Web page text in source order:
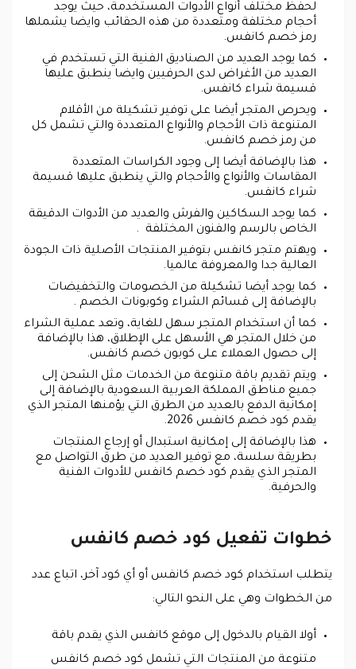
لحفظ مختلف أنواع الأدوات المستخدمة، حيث يوجد
أحجام مختلفة ومتعددة من هذه الحقائب وايضا يشملها
رمز خصم كانفس.
كما يوجد العديد من الصناديق الفنية التي تستخدم في
العديد من الأغراض لدى الحرفيين وايضا ينطبق عليها
قسيمة شراء كانفس.
ويحرص المتجر أيضا على توفير تشكيلة من الأقلام
المتنوعة ذات الأحجام والأنواع المتعددة والتي تشمل كل
من رمز خصم كانفس.
هذا بالإضافة أيضا إلى وجود الكراسات المتعددة
المقاسات والأنواع والأحجام والتي ينطبق عليها قسيمة
شراء كانفس.
كما يوجد السكاكين والفرش والعديد من الأدوات الدقيقة
الخاص بالرسم والفنون المختلفة .
ويهتم متجر كانفس بتوفير المنتجات الأصلية ذات الجودة
العالية جدا والمعروفة عالميا.
كما يوجد أيضا تشكيلة من الخصومات والتخفيضات
بالإضافة إلى قسائم الشراء وكوبونات الخصم .
كما أن استخدام المتجر سهل للغاية، وتعد عملية الشراء
من خلال المتجر هي الأسهل على الإطلاق، هذا بالإضافة
إلى حصول العملاء على كوبون خصم كانفس.
ويتم تقديم باقة متنوعة من الخدمات مثل الشحن إلى
جميع مناطق المملكة العربية السعودية بالإضافة إلى
إمكانية الدفع بالعديد من الطرق التي يؤمنها المتجر الذي
يقدم كود خصم كانفس 2026.
هذا بالإضافة إلى إمكانية استبدال أو إرجاع المنتجات
بطريقة سلسة، مع توفير العديد من طرق التواصل مع
المتجر الذي يقدم كود خصم كانفس للأدوات الفنية
والحرفية.
خطوات تفعيل كود خصم كانفس
يتطلب استخدام كود خصم كانفس أو أي كود آخر، اتباع عدد
من الخطوات وهي على النحو التالي:
أولا القيام بالدخول إلى موقع كانفس الذي يقدم باقة
متنوعة من المنتجات التي تشمل كود خصم كانفس